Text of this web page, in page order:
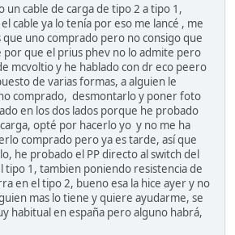
un cable de carga de tipo 2 a tipo 1,
cable ya lo tenía por eso me lancé , me
que uno comprado pero no consigo que
por que el prius phev no lo admite pero
mcvoltio y he hablado con dr eco peero
de varias formas, a alguien le
comprado, desmontarlo y poner foto
en los dos lados porque he probado
opté por hacerlo yo y no me ha
comprado pero ya es tarde, así que
he probado el PP directo al switch del
1, tambien poniendo resistencia de
en el tipo 2, bueno esa la hice ayer y no
mas lo tiene y quiere ayudarme, se
habitual en españa pero alguno habrá,